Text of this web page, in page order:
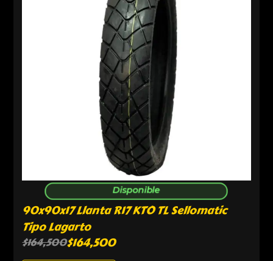
Disponible
90x90x17 Llanta R17 KTO TL Sellomatic
Tipo Lagarto
$164,500$164,500